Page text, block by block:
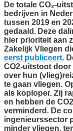
De totale CO₂-
bedrijven in
tussen 2019 en
gedaald. Deze
hier prioriteit aan
Zakelijk Vliegen
eerst publiceert.
CO2-uitstoot
over hun
te gaan vliegen.
als koploper. Zij
en hebben de
verminderd. De
ingenieurssector
minder vliegen,